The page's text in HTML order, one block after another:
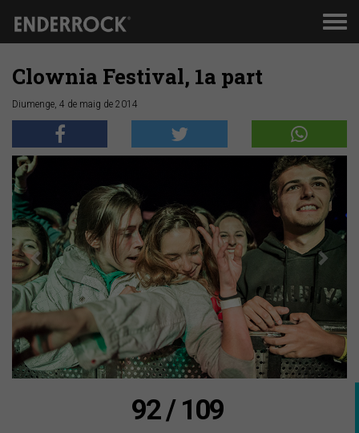
Clownia Festival, 1a part
Diumenge, 4 de maig de 2014
Anterior
92 / 109